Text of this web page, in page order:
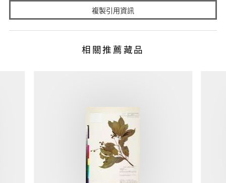
複製引用資訊
相關推薦藏品